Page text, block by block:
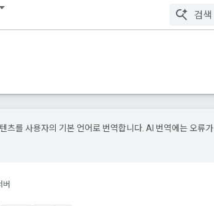
츠를 사용자의 기본 언어로 번역합니다. AI 번역에는 오류가
버